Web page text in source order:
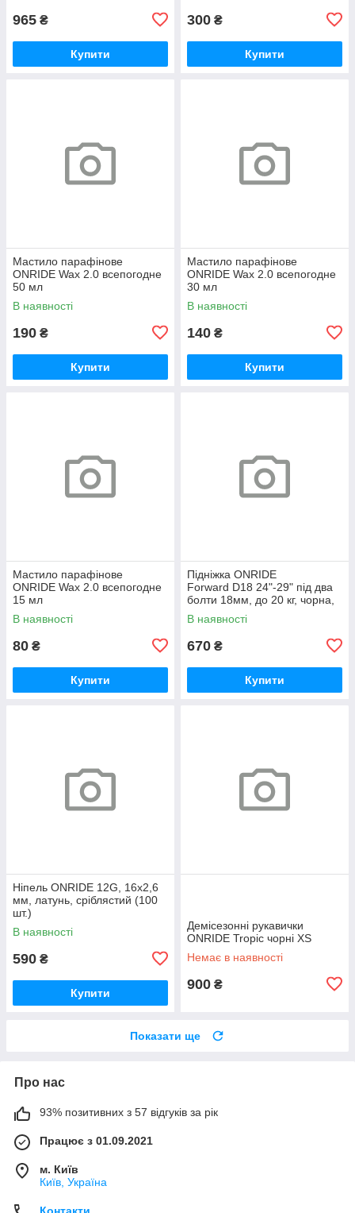
965 ₴
Купити
300 ₴
Купити
Мастило парафінове
ONRIDE Wax 2.0 всепогодне
50 мл
В наявності
190 ₴
Купити
Мастило парафінове
ONRIDE Wax 2.0 всепогодне
30 мл
В наявності
140 ₴
Купити
Мастило парафінове
ONRIDE Wax 2.0 всепогодне
15 мл
В наявності
80 ₴
Купити
Підніжка ONRIDE
Forward D18 24"-29" під два
болти 18мм, до 20 кг, чорна,
polybag
В наявності
670 ₴
Купити
Ніпель ONRIDE 12G, 16x2,6
мм, латунь, сріблястий (100
шт.)
В наявності
590 ₴
Купити
Демісезонні рукавички
ONRIDE Tropic чорні XS
Немає в наявності
900 ₴
Показати ще
Про нас
93% позитивних з 57 відгуків за рік
Працює з 01.09.2021
м. Київ
Київ, Україна